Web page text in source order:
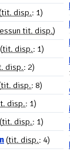
tit. disp.: 1)
tit. disp.)
(tit. disp.: 1)
disp.: 2)
tit. disp.: 8)
disp.: 1)
(tit. disp.: 1)
(tit. disp.: 4)